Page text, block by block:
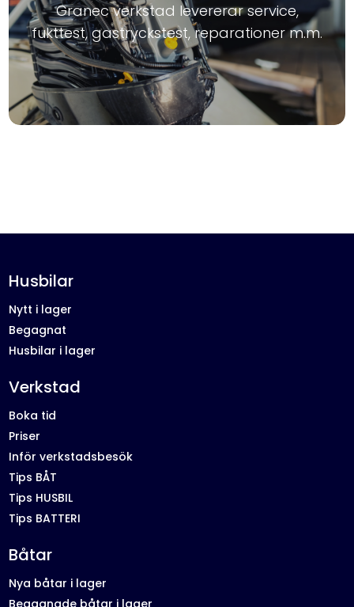
Granec verkstad levererar service,
fukttest, gastryckstest, reparationer m.m.
Husbilar
Nytt i lager
Begagnat
Husbilar i lager
Verkstad
Boka tid
Priser
Inför verkstadsbesök
Tips BÅT
Tips HUSBIL
Tips BATTERI
Båtar
Nya båtar i lager